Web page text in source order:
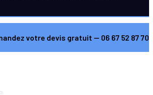
votre devis gratuit — 06 67 52 87 70